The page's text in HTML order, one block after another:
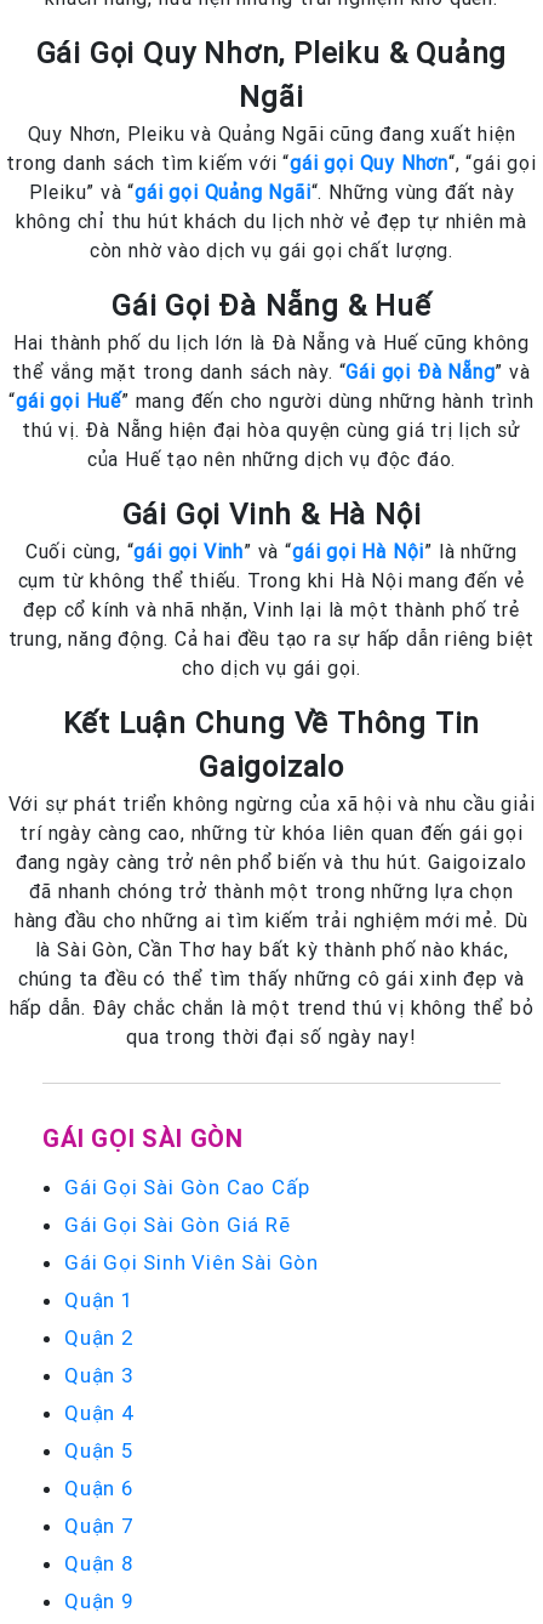
Gái Gọi Quy Nhơn, Pleiku & Quảng
Ngãi
Quy Nhơn, Pleiku và Quảng Ngãi cũng đang xuất hiện
trong danh sách tìm kiếm với “gái gọi Quy Nhơn“, “gái gọi
Pleiku” và “gái gọi Quảng Ngãi“. Những vùng đất này
không chỉ thu hút khách du lịch nhờ vẻ đẹp tự nhiên mà
còn nhờ vào dịch vụ gái gọi chất lượng.
Gái Gọi Đà Nẵng & Huế
Hai thành phố du lịch lớn là Đà Nẵng và Huế cũng không
thể vắng mặt trong danh sách này. “Gái gọi Đà Nẵng” và
“gái gọi Huế” mang đến cho người dùng những hành trình
thú vị. Đà Nẵng hiện đại hòa quyện cùng giá trị lịch sử
của Huế tạo nên những dịch vụ độc đáo.
Gái Gọi Vinh & Hà Nội
Cuối cùng, “gái gọi Vinh” và “gái gọi Hà Nội” là những
cụm từ không thể thiếu. Trong khi Hà Nội mang đến vẻ
đẹp cổ kính và nhã nhặn, Vinh lại là một thành phố trẻ
trung, năng động. Cả hai đều tạo ra sự hấp dẫn riêng biệt
cho dịch vụ gái gọi.
Kết Luận Chung Về Thông Tin
Gaigoizalo
Với sự phát triển không ngừng của xã hội và nhu cầu giải
trí ngày càng cao, những từ khóa liên quan đến gái gọi
đang ngày càng trở nên phổ biến và thu hút. Gaigoizalo
đã nhanh chóng trở thành một trong những lựa chọn
hàng đầu cho những ai tìm kiếm trải nghiệm mới mẻ. Dù
là Sài Gòn, Cần Thơ hay bất kỳ thành phố nào khác,
chúng ta đều có thể tìm thấy những cô gái xinh đẹp và
hấp dẫn. Đây chắc chắn là một trend thú vị không thể bỏ
qua trong thời đại số ngày nay!
GÁI GỌI SÀI GÒN
Gái Gọi Sài Gòn Cao Cấp
Gái Gọi Sài Gòn Giá Rẽ
Gái Gọi Sinh Viên Sài Gòn
Quận 1
Quận 2
Quận 3
Quận 4
Quận 5
Quận 6
Quận 7
Quận 8
Quận 9